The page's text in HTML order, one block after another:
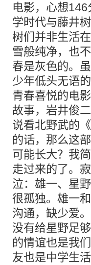
电影，心想
学时代与藤井
树们并非生活
雪般纯净，也
春是灰色的。
少年低头无语
青春喜悦的电
故事，岩井俊
说看北野武的
的话，那么这
可能长大？我
走过来的了。
泣：雄一、星
很孤独。雄一
沟通，缺少爱
没有给星野足
的情谊也是我
友也是中学生